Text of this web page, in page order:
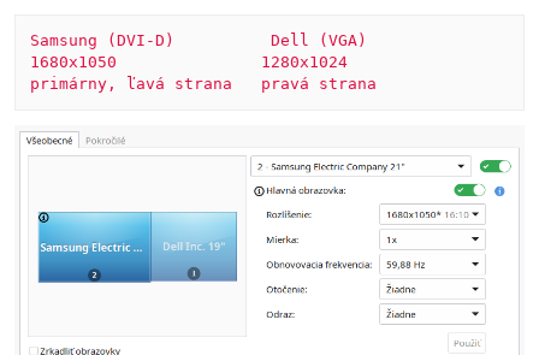
Samsung (DVI-D)          Dell (VGA)
1680x1050               1280x1024
primárny, ľavá strana   pravá strana